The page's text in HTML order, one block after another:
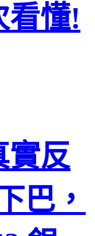
看懂!
實反
巴，